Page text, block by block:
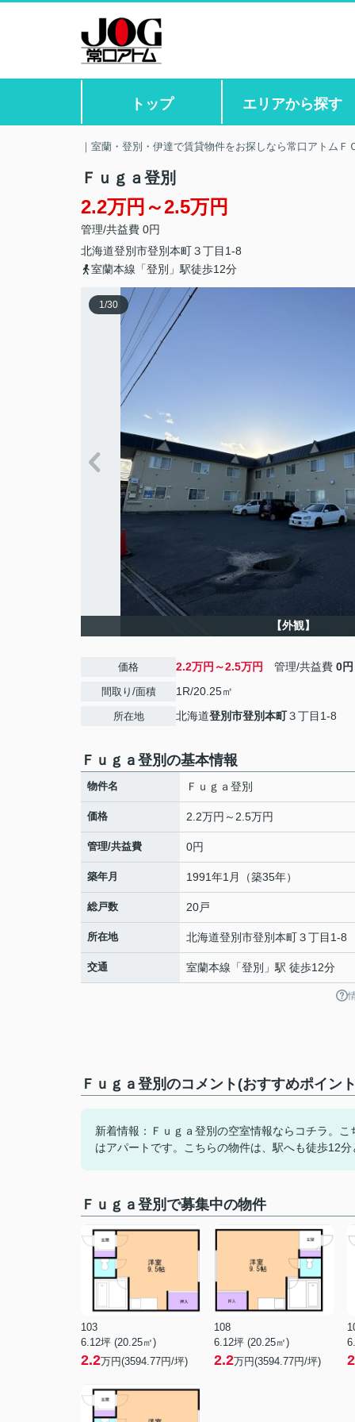
トップ エリアから探す
｜室蘭・登別・伊達で賃貸物件をお探しなら常口アトム
Ｆｕｇａ登別
2.2万円～2.5万円
管理/共益費 0円
北海道登別市登別本町３丁目1-8
室蘭本線「登別」駅徒歩12分
1/30
【外観】
価格 2.2万円～2.5万円 管理/共益費 0円
間取り/面積 1R/20.25㎡
所在地 北海道登別市登別本町３丁目1-8
Ｆｕｇａ登別の基本情報
物件名 Ｆｕｇａ登別
価格 2.2万円～2.5万円
管理/共益費 0円
築年月 1991年1月（築35年）
総戸数 20戸
所在地 北海道登別市登別本町３丁目1-8
交通 室蘭本線 「登別 」駅 徒歩12分
Ｆｕｇａ登別のコメント(おすすめポイン
新着情報：Ｆｕｇａ登別の空室情報ならコチラ。
はアパートです。こちらの物件は、駅へも徒歩12
Ｆｕｇａ登別で募集中の物件
103
6.12坪 (20.25㎡)
2.2万円(3594.77円/坪)
108
6.12坪 (20.25㎡)
2.2万円(3594.77円/坪)